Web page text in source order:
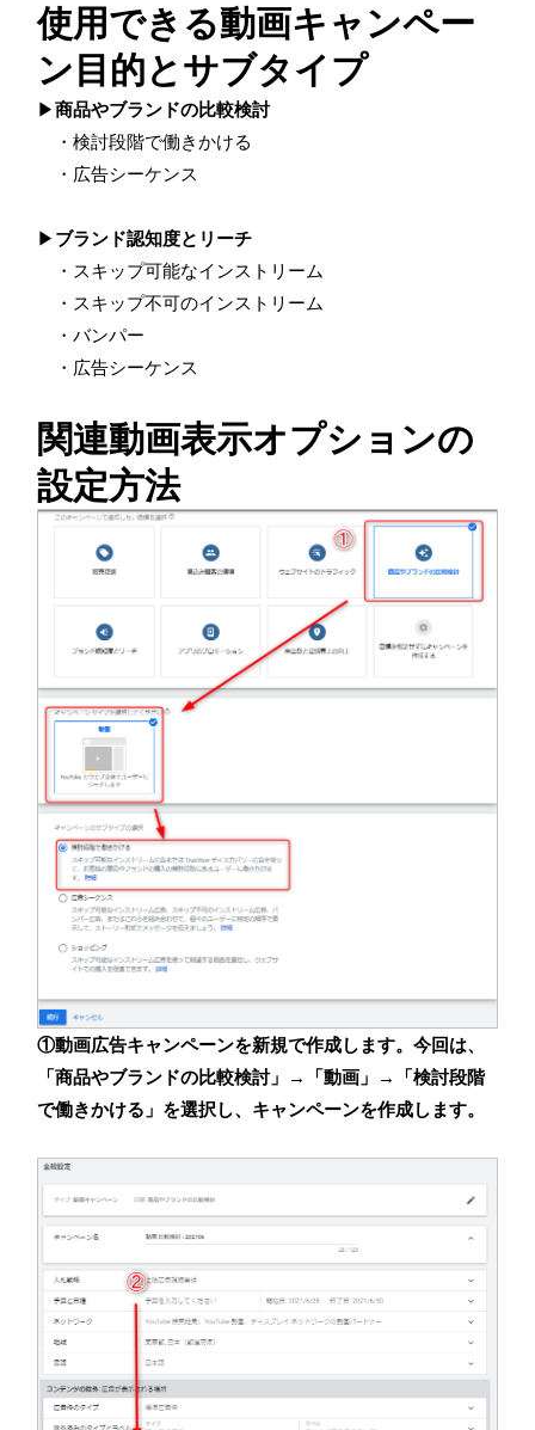
使用できる動画キャンペー
ン目的とサブタイプ
▶商品やブランドの比較検討
・検討段階で働きかける
・広告シーケンス
▶ ブランド認知度とリーチ
・スキップ可能なインストリーム
・スキップ不可のインストリーム
・バンパー
・広告シーケンス
関連動画表示オプションの
設定方法
①動画広告キャンペーンを新規で作成します。今回は、
「商品やブランドの比較検討」→「動画」→「検討段階
で働きかける」を選択し、キャンペーンを作成します。